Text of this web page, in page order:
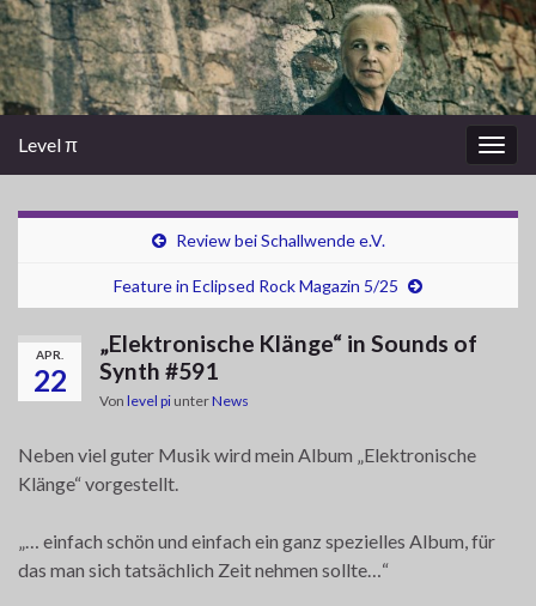
Level π
Review bei Schallwende e.V.
Feature in Eclipsed Rock Magazin 5/25
APR.
22
„Elektronische Klänge“ in Sounds of
Synth #591
Von level pi unterNews
Neben viel guter Musik wird mein Album „Elektronische
Klänge“ vorgestellt.
„… einfach schön und einfach ein ganz spezielles Album, für
das man sich tatsächlich Zeit nehmen sollte…“